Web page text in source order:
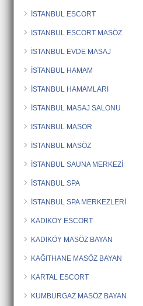
İSTANBUL ESCORT
İSTANBUL ESCORT MASÖZ
İSTANBUL EVDE MASAJ
İSTANBUL HAMAM
İSTANBUL HAMAMLARI
İSTANBUL MASAJ SALONU
İSTANBUL MASÖR
İSTANBUL MASÖZ
İSTANBUL SAUNA MERKEZİ
İSTANBUL SPA
İSTANBUL SPA MERKEZLERİ
KADIKÖY ESCORT
KADIKÖY MASÖZ BAYAN
KAĞITHANE MASÖZ BAYAN
KARTAL ESCORT
KUMBURGAZ MASÖZ BAYAN